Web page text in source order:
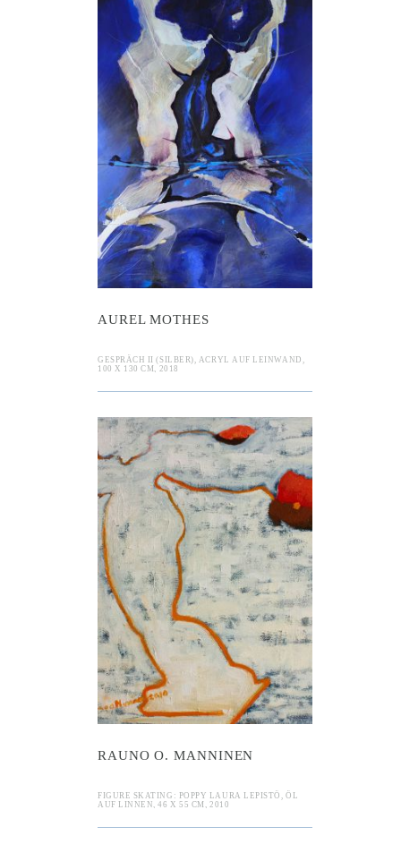
AUREL MOTHES
GESPRÄCH II (SILBER), ACRYL AUF LEINWAND,
100 X 130 CM, 2018
O.
RAUNO O. MANNINEN
FIGURE SKATING: POPPY LAURA LEPISTÖ, ÖL
AUF LINNEN, 46 X 55 CM, 2010